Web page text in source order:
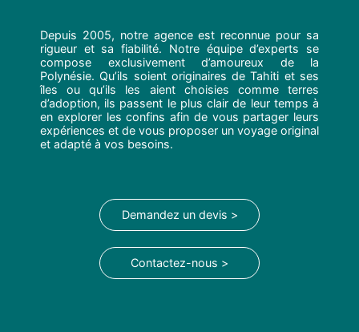
Depuis 2005, notre agence est reconnue pour sa
rigueur et sa fiabilité. Notre équipe d’experts se
compose exclusivement d’amoureux de la
Polynésie. Qu’ils soient originaires de Tahiti et ses
îles ou qu’ils les aient choisies comme terres
d’adoption, ils passent le plus clair de leur temps à
en explorer les confins afin de vous partager leurs
expériences et de vous proposer un voyage original
et adapté à vos besoins.
Demandez un devis >
Contactez-nous >